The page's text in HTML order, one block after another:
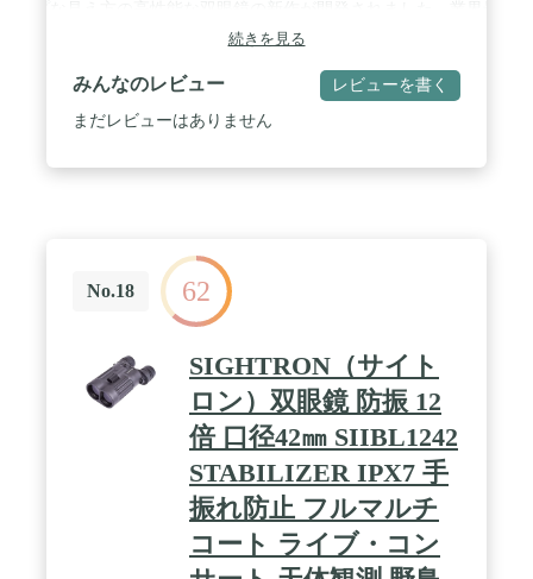
兼保証書。 それらが全てコンパクトに収納できま
す。 アイカップは取り外し可能なのでメガネをかけ
ている方でも使用に問題はありません。 【保証内
容】1年間の『満足』保証付き。コンサート用・プ
レゼント用にもおすすめの双眼鏡です❗
Bak4レンズ・多層绿膜コーティング。高透過率のBak4レンズ採用
し、多層绿膜コーティングを施されています。光をより多く取りこ
み、より鮮明な像を得ることが可能です。またポロプリズム構造の
双眼鏡は歪みも少なく酔いにくいです。
/ 🔭🔭【高倍率10倍・広角レンズ】倍率が高くなるほど、視界は狭
しつつ、持ち運びしやすいものも良ければ、レンズ口径は25mmく
らいまでを選ぶのがおすすめです。
/ 🔭🔭【使い方も簡単・優れた使用感】３ステップだけで臨場感溢
合わせの際はかんたんな操作でどなたでもご使用いただけます。
【スムーズなフォーカスノブ】早いフォーカスが早い観測へとつな
がります。素晴らしいシーンを見逃ません。また、右接眼レンズの
ノブは、両目の視力差を補正するために使用される可能です。 双
眼鏡の下側で滑り止めストリップも設置し、快適な使用感を満足さ
/ 🔭🔭【コンパクトで持ち運び便利・多用途で活躍】小型で気軽に
持ち歩ける可能で、双眼鏡本体が片手で持てできます。子どもや年
配の方でも使いやすい上、移動時に首からぶら下げていても邪魔に
続きを見る
みんなのレビュー レビューを書く
まだレビューはありません
No.18 62
SIGHTRON（サイト
ロン）双眼鏡 防振 12
倍 口径42㎜ SIIBL1242
STABILIZER IPX7 手
振れ防止 フルマルチ
コート ライブ・コン